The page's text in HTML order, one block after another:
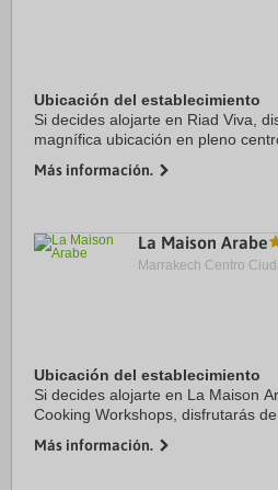
Ubicación del establecimiento
Si decides alojarte en Riad Viva,
magnífica ubicación en pleno
Además, este riad marroquí de 4 ...
Más información.
La Maison Arabe
Marrakech Centro
Ubicación del establecimiento
Si decides alojarte en La Maison
Cooking Workshops, disfrutarás
Plaza de Yamaa el Fna y Jardín ...
Más información.